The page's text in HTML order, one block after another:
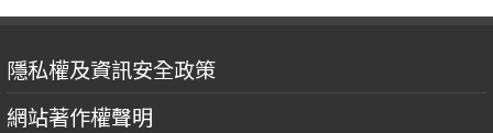
隱私權及資訊安全政策
網站著作權聲明